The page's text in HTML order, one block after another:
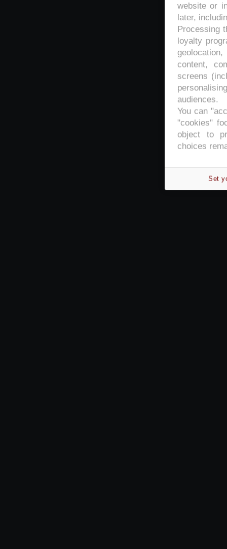
website or
later,
Processing
loyalty
content,
screens
audiences.
You can
"cookies"
object to
choices
Set